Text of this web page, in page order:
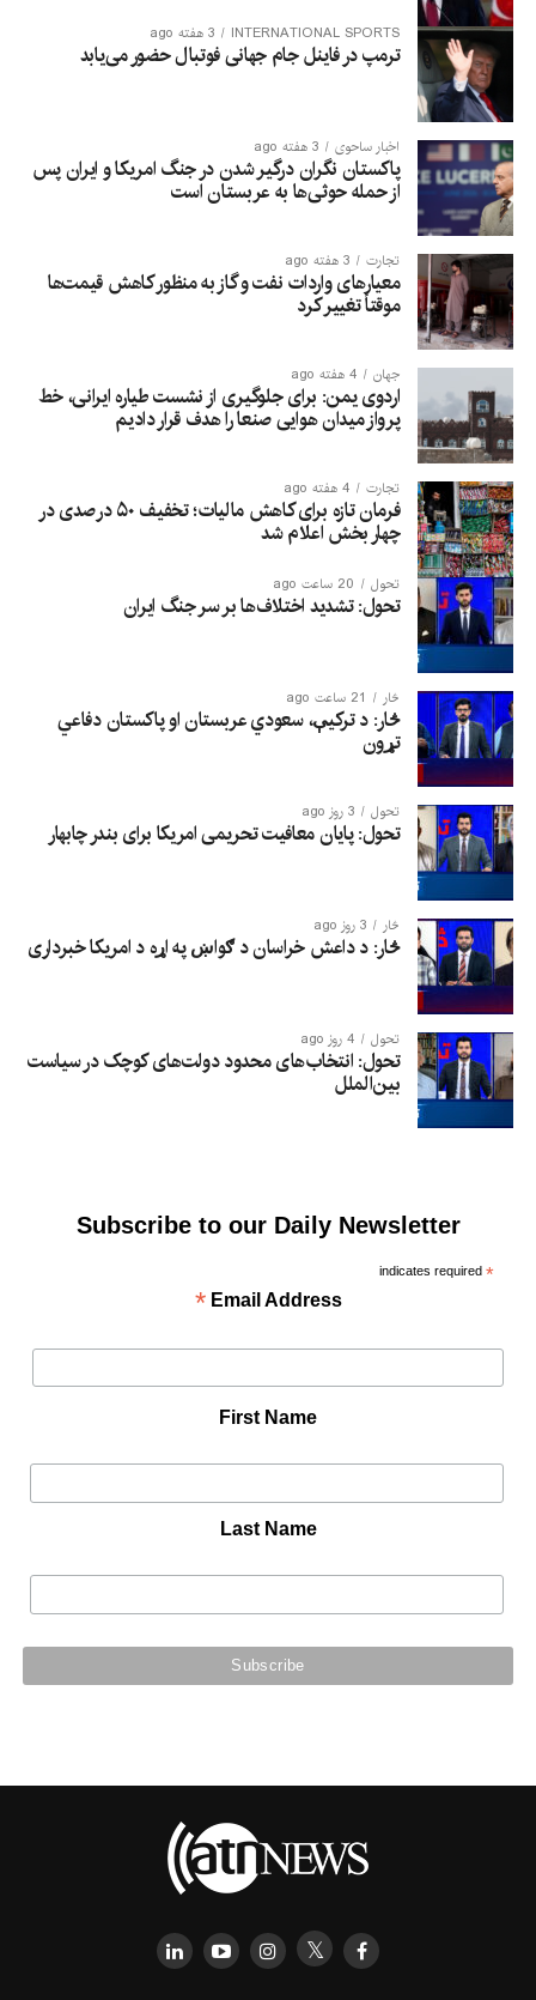
INTERNATIONAL SPORTS 3 هفته ago
ترمپ در فاینل جام جهانی فوتبال حضور می‌یابد
اخبار ساحوی 3 هفته ago
پاکستان نگران درگیر شدن در جنگ امریکا و ایران پس
از حمله حوثی‌ها به عربستان است
تجارت 3 هفته ago
معیارهای واردات نفت و گاز به منظور کاهش قیمت‌ها
موقتاً تغییر کرد
جهان 4 هفته ago
اردوی یمن: برای جلوگیری از نشست طیاره ایرانی، خط
پرواز میدان هوایی صنعا را هدف قرار دادیم
تجارت 4 هفته ago
فرمان تازه برای کاهش مالیات؛ تخفیف ۵۰ درصدی در
چهار بخش اعلام شد
تحول 20 ساعت ago
تحول: تشدید اختلاف‌ها بر سر جنگ ایران
څار 21 ساعت ago
څار: د ترکیې، سعودي عربستان او پاکستان دفاعي
تړون
تحول 3 روز ago
تحول: پایان معافیت تحریمی امریکا برای بندر چابهار
څار 3 روز ago
څار: د داعش خراسان د ګواښ په اړه د امریکا خبرداری
تحول 4 روز ago
تحول: انتخاب‌های محدود دولت‌های کوچک در سیاست
بین‌الملل
Subscribe to our Daily Newsletter
*
indicates required
Email Address
*
First Name
Last Name